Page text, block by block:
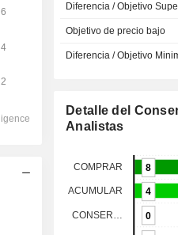
Diferencia / Objetivo
Objetivo de precio bajo
Diferencia / Objetivo
Detalle del
Analistas